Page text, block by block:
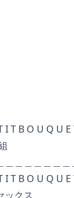
M
U Q U E
U Q U E
ス